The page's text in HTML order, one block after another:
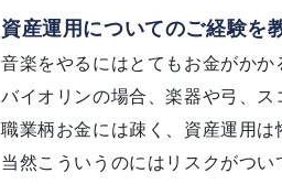
資産運用についてのご経験を
音楽をやるにはとてもお金がかか
バイオリンの場合、楽器や弓、
職業柄お金には疎く、資産運用は
当然こういうのにはリスクがつ